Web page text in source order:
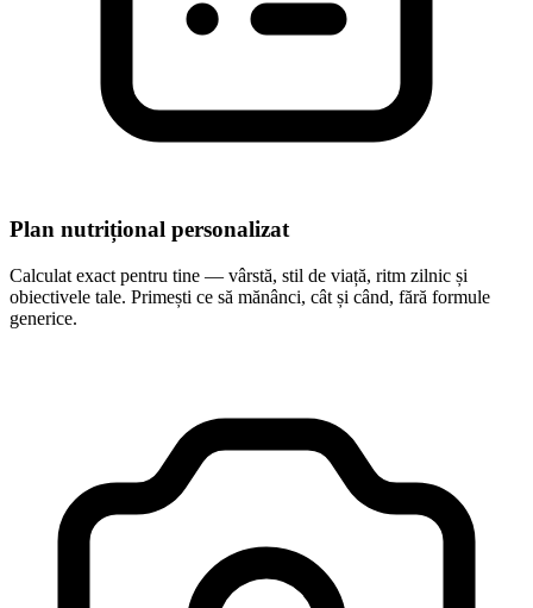
Plan nutrițional personalizat
Calculat exact pentru tine — vârstă, stil de viață, ritm zilnic și
obiectivele tale. Primești ce să mănânci, cât și când, fără formule
generice.